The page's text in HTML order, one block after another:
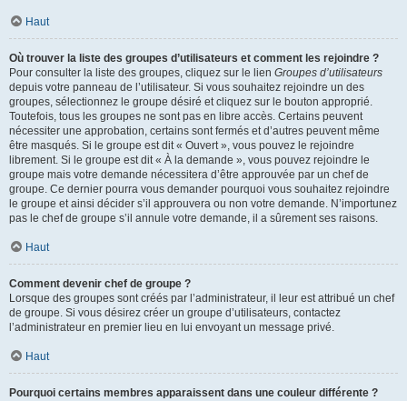
Haut
Où trouver la liste des groupes d’utilisateurs et comment les rejoindre ?
Pour consulter la liste des groupes, cliquez sur le lien Groupes d’utilisateurs
depuis votre panneau de l’utilisateur. Si vous souhaitez rejoindre un des
groupes, sélectionnez le groupe désiré et cliquez sur le bouton approprié.
Toutefois, tous les groupes ne sont pas en libre accès. Certains peuvent
nécessiter une approbation, certains sont fermés et d’autres peuvent même
être masqués. Si le groupe est dit « Ouvert », vous pouvez le rejoindre
librement. Si le groupe est dit « À la demande », vous pouvez rejoindre le
groupe mais votre demande nécessitera d’être approuvée par un chef de
groupe. Ce dernier pourra vous demander pourquoi vous souhaitez rejoindre
le groupe et ainsi décider s’il approuvera ou non votre demande. N’importunez
pas le chef de groupe s’il annule votre demande, il a sûrement ses raisons.
Haut
Comment devenir chef de groupe ?
Lorsque des groupes sont créés par l’administrateur, il leur est attribué un chef
de groupe. Si vous désirez créer un groupe d’utilisateurs, contactez
l’administrateur en premier lieu en lui envoyant un message privé.
Haut
Pourquoi certains membres apparaissent dans une couleur différente ?